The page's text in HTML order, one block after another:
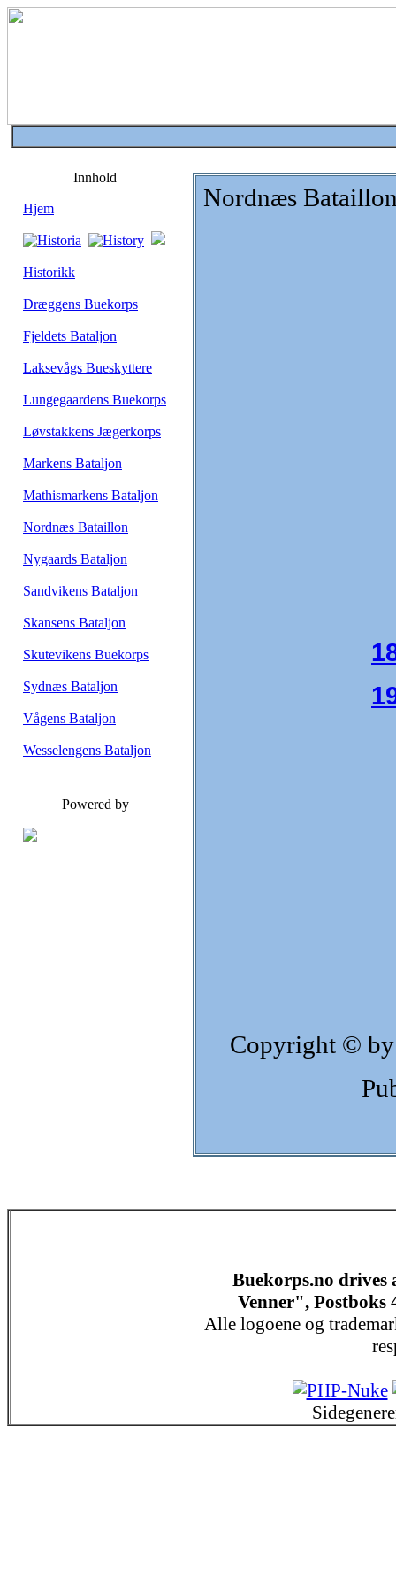
Innhold
Hjem
Historikk
Dræggens Buekorps
Fjeldets Bataljon
Laksevågs Bueskyttere
Lungegaardens Buekorps
Løvstakkens Jægerkorps
Markens Bataljon
Mathismarkens Bataljon
Nordnæs Bataillon
Nygaards Bataljon
Sandvikens Bataljon
Skansens Bataljon
Skutevikens Buekorps
Sydnæs Bataljon
Vågens Bataljon
Wesselengens Bataljon
Powered by
Nordnæs
Copyright © by
Buekorps.no drives
Venner", Postboks
Alle logoene og